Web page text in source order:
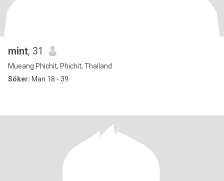
mint, 31
Mueang Phichit, Phichit, Thailand
Söker: Man 18 - 39